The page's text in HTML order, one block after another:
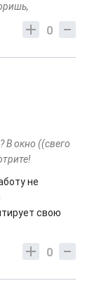
0
В окно ((свего
не
свою
0